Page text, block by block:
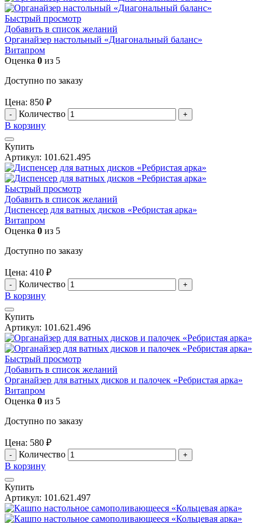
Быстрый просмотр
Добавить в список желаний
Органайзер настольный «Диагональный баланс»
Витапром
Оценка 0 из 5
Доступно по заказу
Цена: 850 ₽
Количество
В корзину
Купить
Артикул: 101.621.495
Быстрый просмотр
Добавить в список желаний
Диспенсер для ватных дисков «Ребристая арка»
Витапром
Оценка 0 из 5
Доступно по заказу
Цена: 410 ₽
Количество
В корзину
Купить
Артикул: 101.621.496
Быстрый просмотр
Добавить в список желаний
Органайзер для ватных дисков и палочек «Ребристая арка»
Витапром
Оценка 0 из 5
Доступно по заказу
Цена: 580 ₽
Количество
В корзину
Купить
Артикул: 101.621.497